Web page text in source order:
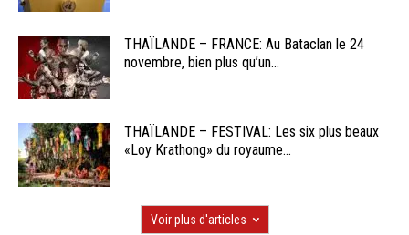
THAÏLANDE – FRANCE: Au Bataclan le 24
novembre, bien plus qu’un...
THAÏLANDE – FESTIVAL: Les six plus beaux
«Loy Krathong» du royaume...
Voir plus d'articles